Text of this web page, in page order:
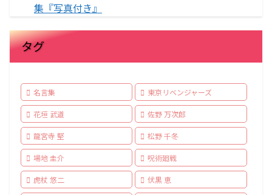
集『写真付き』
タグ
名言集 東京リベンジャーズ
花垣 武道 佐野 万次郎
龍宮寺 堅 松野 千冬
場地 圭介 呪術廻戦
虎杖 悠二 伏黒 恵